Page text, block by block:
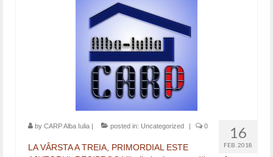
16
FEB. 2018
by CARP Alba Iulia posted in: Uncategorized 0
LA VÂRSTA A TREIA, PRIMORDIAL ESTE